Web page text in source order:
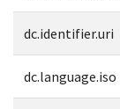
dc.identifier.uri
dc.language.iso